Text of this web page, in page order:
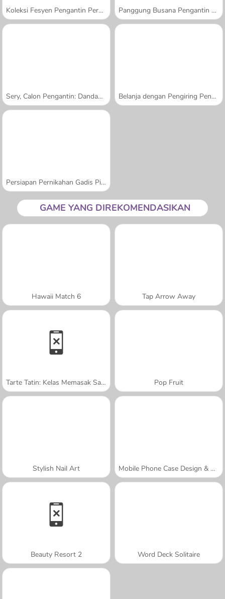
Koleksi Fesyen Pengantin Perempuan Panggung Busana Pengantin Dolly
Sery, Calon Pengantin: Dandanan Cantik Belanja dengan Pengiring Pengantin
Persiapan Pernikahan Gadis Pirang
GAME YANG DIREKOMENDASIKAN
Hawaii Match 6 Tap Arrow Away
Tarte Tatin: Kelas Memasak Sara Pop Fruit
Stylish Nail Art Mobile Phone Case Design & DIY
Beauty Resort 2 Word Deck Solitaire